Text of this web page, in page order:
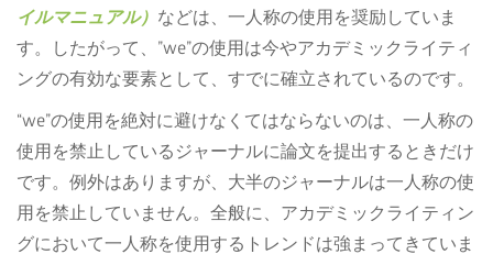
イルマニュアル） などは、一人称の使用を奨励していま
す。したがって、”we”の使用は今やアカデミックライティ
ングの有効な要素として、すでに確立されているのです。
“we”の使用を絶対に避けなくてはならないのは、一人称の
使用を禁止しているジャーナルに論文を提出するときだけ
です。例外はありますが、大半のジャーナルは一人称の使
用を禁止していません。全般に、アカデミックライティン
グにおいて一人称を使用するトレンドは強まってきていま